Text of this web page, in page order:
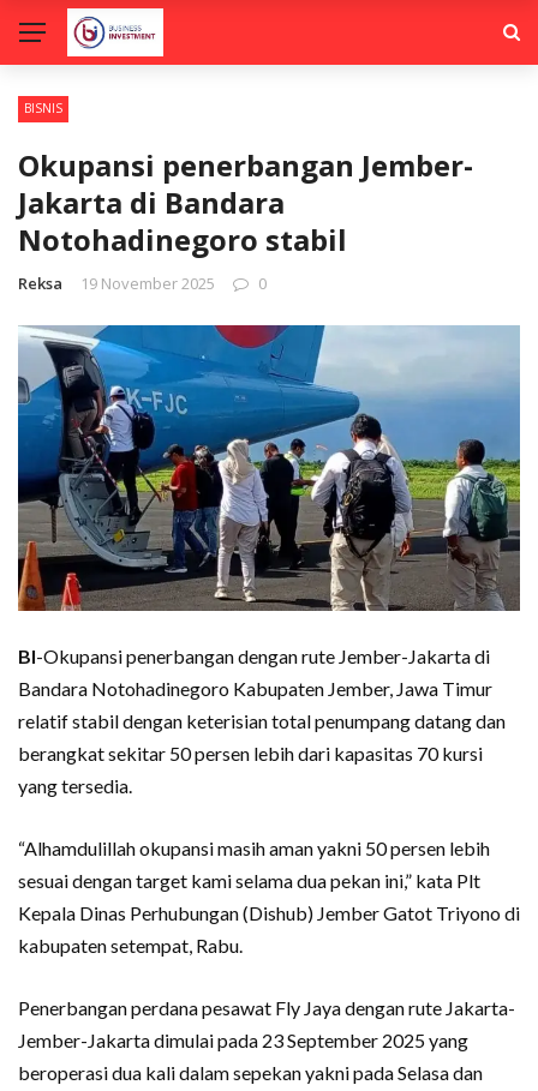
BISNIS
Okupansi penerbangan Jember-
Jakarta di Bandara
Notohadinegoro stabil
Reksa 19 November 2025 0
BI-Okupansi penerbangan dengan rute Jember-Jakarta di
Bandara Notohadinegoro Kabupaten Jember, Jawa Timur
relatif stabil dengan keterisian total penumpang datang dan
berangkat sekitar 50 persen lebih dari kapasitas 70 kursi
yang tersedia.
“Alhamdulillah okupansi masih aman yakni 50 persen lebih
sesuai dengan target kami selama dua pekan ini,” kata Plt
Kepala Dinas Perhubungan (Dishub) Jember Gatot Triyono di
kabupaten setempat, Rabu.
Penerbangan perdana pesawat Fly Jaya dengan rute Jakarta-
Jember-Jakarta dimulai pada 23 September 2025 yang
beroperasi dua kali dalam sepekan yakni pada Selasa dan